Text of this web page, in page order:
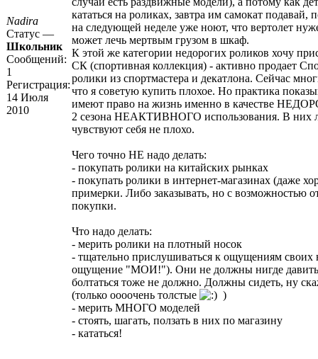
Nadira
Статус —
Школьник
Сообщений:
1
Регистрация:
14 Июля
2010
кататься на роликах, завтра им самокат подавай,
на следующей неделе уже ноют, что вертолет
может лечь мертвым грузом в шкаф.
К этой же категории недорогих роликов хочу
СК (спортивная коллекция) - активно продает
ролики из спортмастера и декатлона. Сейчас
что я советую купить плохое. Но практика
имеют право на жизнь именно в качестве
2 сезона НЕАКТИВНОГО использования. В них
чувствуют себя не плохо.
Чего точно НЕ надо делать:
- покупать ролики на китайских рынках
- покупать ролики в интернет-магазинах (даже
примерки. Либо заказывать, но с возможностью
покупки.
Что надо делать:
- мерить ролики на плотный носок
- тщательно прислушиваться к ощущениям своих
ощущение "МОИ!"). Они не должны нигде
болтаться тоже не должно. Должны сидеть, ну
(только оооочень толстые
)
- мерить МНОГО моделей
- стоять, шагать, ползать в них по магазину
- кататься!